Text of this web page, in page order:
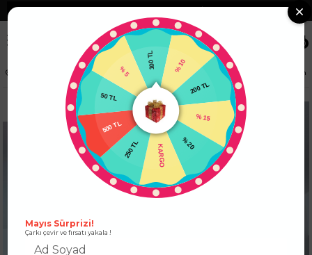
❯
0
ÜST GİYİM KAZAK V Polo Yaka Ajurlu Tasarım Uzun Kazak Krem
100 TL
% 10
% 15
% 20
KARGO
250 TL
500 TL
50 TL
% 5
Mayıs Sürprizi!
Çarkı çevir ve fırsatı yakala !